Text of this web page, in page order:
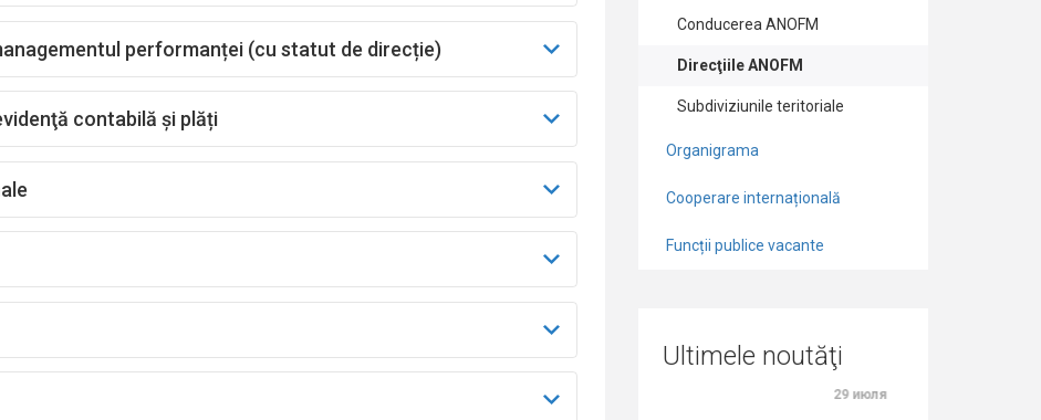
performanței (cu statut de direcție)
contabilă și plăți
Conducerea ANOFM
Direcţiile ANOFM
Subdiviziunile teritoriale
Organigrama
Cooperare internațională
Funcții publice vacante
Ultimele noutăţi